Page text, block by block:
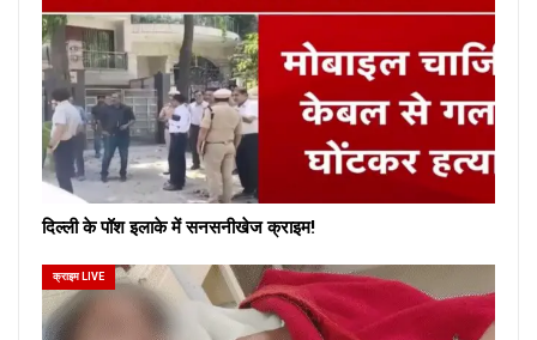
दिल्ली के पॉश इलाके में सनसनीखेज क्राइम!
क्राइम LIVE